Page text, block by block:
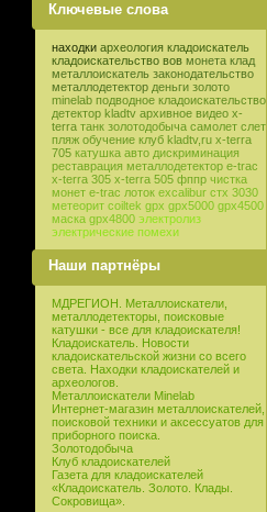
Ключевые слова
находки археология кладоискатель
кладоискательство вов монета клад
металлоискатель законодательство
металлодетектор деньги золото
minelab подводное кладоискательство
детектор kladtv архивное видео x-
terra танк золотодобыча самолет слет
пляж обучение клуб kladtv,ru x-terra
705 катушка авто дискриминация
реставрация металлодетектор e-trac
x-terra 305 x-terra 505 фппр чистка
монет e-trac лоток excalibur стх 3030
метеорит coiltek gpx gpx5000 gpx4500
маска gpx4800 электролиз
электрические помехи
Наши партнёры
МДРЕГИОН. Металлоискатели,
металлодетекторы, поисковые
катушки - все для кладоискателя!
Кладоискатель. Новости
кладоискательской жизни со всего
света. Находки кладоискателей и
археологов.
Металлоискатели Minelab
Интернет-магазин металлоискателей,
поисковой техники и аксессуатов для
приборного поиска.
Золотодобыча
Клуб кладоискателей
Газета для кладоискателей
«Кладоискатель. Золото. Клады.
Сокровища».